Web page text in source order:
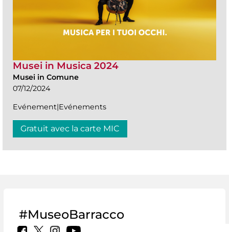
Musei in Musica 2024
Musei in Comune
07/12/2024
Evénement|Evénements
Gratuit avec la carte MIC
#MuseoBarracco